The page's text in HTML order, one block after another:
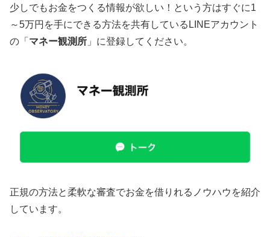
少しでもお金をつくる情報が欲しい！という方はすぐに1
～5万円を手にできる方法を共有しているLINEアカウント
の「 マネー観測所 」に登録してください。
正規の方法と柔軟な審査でお金を借りれるノウハウを紹介
しています。